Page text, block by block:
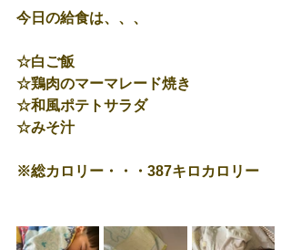
今日の給食は、、、
☆白ご飯
☆鶏肉のマーマレード焼き
☆和風ポテトサラダ
☆みそ汁
※総カロリー・・・387キロカロリー